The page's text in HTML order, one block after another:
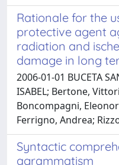
Rationale for the
protective agent
radiation and
damage in long
2006-01-01 BUCETA
ISABEL; Bertone,
Boncompagni,
Ferrigno, Andrea;
Syntactic
agrammatism